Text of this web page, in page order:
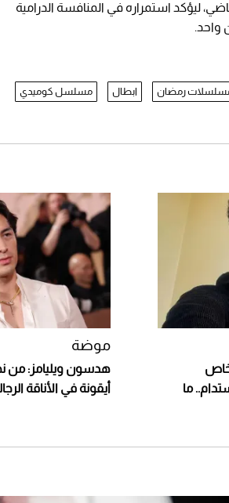
"جودر 2" خلال رمضان الماضي، ليؤكد استمراره في المنافسة الدرامية
واحد.
رمضان ابطال مسلسل كوميدي
ما
موضة
هدسون ويليامز: من
أيقونة في الأناقة